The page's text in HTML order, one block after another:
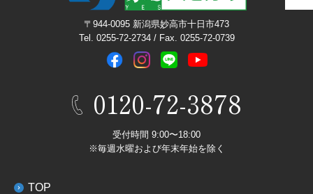
〒944-0095 新潟県妙高市十日市473
Tel. 0255-72-2734 / Fax. 0255-72-0739
0120-72-3878
受付時間 9:00〜18:00
※毎週水曜および年末年始を除く
TOP